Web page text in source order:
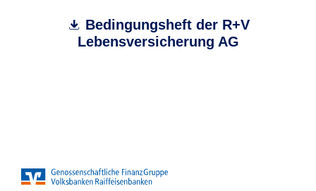
Bedingungsheft der R+V
Lebensversicherung AG